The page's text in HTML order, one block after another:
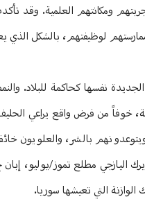
ومكانتهم العلمية. وقد
ممارستهم لوظيفتهم، بالشكل
نفسها كحاكمة للبلاد.
خوفاً من فرض واقع يراعي
بالشر، والعلويون
اليازجي مطلع تموز/يوليو،
التي تعيشها سوريا.